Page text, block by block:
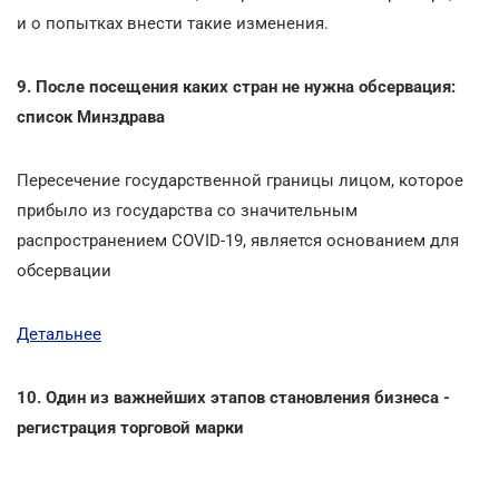
и о попытках внести такие изменения.
9. После посещения каких стран не нужна обсервация:
список Минздрава
Пересечение государственной границы лицом, которое
прибыло из государства со значительным
распространением COVID-19, является основанием для
обсервации
Детальнее
10. Один из важнейших этапов становления бизнеса -
регистрация торговой марки